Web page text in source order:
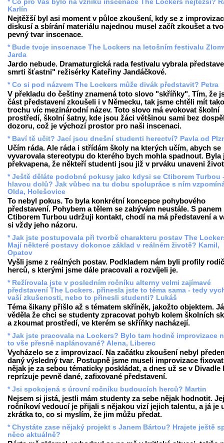
* Co pro Vás bylo na vzniku inscenace The Lockers nejtěžší?
Karlín
Nejtěžší byl asi moment v půlce zkoušení, kdy se z
diskusí a sbírání materiálu najednou musel začít zkoušet a
pevný tvar inscenace.
* Bude tvoje inscenace The Lockers na letošním festivalu
Jarda
Jardo nebude. Dramaturgická rada festivalu vybrala
smrti šťastni" režisérky Kateřiny Jandáčkové.
* Co si pod názvem The Lockers může divák představit? Petra
V překladu do češtiny znamená toto slovo "skříňky". Tím, že
část představení zkoušeli i v Německu, tak jsme chtěli mít
trochu víc mezinárodní název. Toto slovo má evokovat školní
prostředí, školní šatny, kde jsou žáci většinou sami bez
dozoru, což je výchozí prostor pro naši inscenaci.
* Baví tě učit? Jací jsou dnešní studenti herectví? Pavla od
Učím ráda. Ale ráda i střídám školy na kterých učím, abych se
vyvarovala stereotypu do kterého bych mohla spadnout. Byla
překvapena, že někteří studenti jsou již v prváku unaveni
* Ještě děláte podobné pokusy jako kdysi se Ctiborem Turbou
hlavou dolů? Jak vůbec na tu dobu spolupráce s ním
Olda, Holešovice
To nebyl pokus. To byla konkrétní koncepce pohybového
představení. Pohybem a tělem se zabývám neustále. S panem
Ctiborem Turbou udržuji kontakt, chodí na má představení a
si vždy jeho názoru.
* Jak jste postupovala při tvorbě charakteru postav The
Mají některé postavy dokonce základ v reálném životě? Kamil,
Opatov
Vyšli jsme z reálných postav. Podkladem nám byli profily
herců, s kterými jsme dále pracovali a rozvíjeli je.
* Režírovala jste v posledním ročníku alterny velmi zajímavé
představení The Lockers. přinesla jste to téma sama - tedy
vaší zkušenosti, nebo to přinesli studenti? Lukáš
Téma šikany přišlo až s tématem skříněk, jakožto objektem.
věděla že chci se studenty zpracovat pohyb kolem školních
a zkoumat prostředí, ve kterém se skříňky nacházejí.
* Jak jste pracovala na Lockers? Bylo tam hodně improvizace
to vše přesně naplánované? Alena, Liberec
Vycházelo se z improvizací. Na začátku zkoušení nebyl
daný výsledný tvar. Postupně jsme museli improvizace
nějak je za sebou tématicky poskládat, a dnes už se v Divadle
reprízuje pevně dané, zafixované představení.
* Jsi spokojená s úrovní ročníku budoucích herců? Martin
Nejsem si jistá, jestli mám studenty za sebe nějak hodnotit.
ročníkoví vedoucí je přijali s nějakou vizí jejich talentu, a já je
zkrátka to, co si myslím, že jim můžu předat.
* Chystáte zase nějaký projekt s Janem Bártou? Hrajete ještě
něco aktuálně?